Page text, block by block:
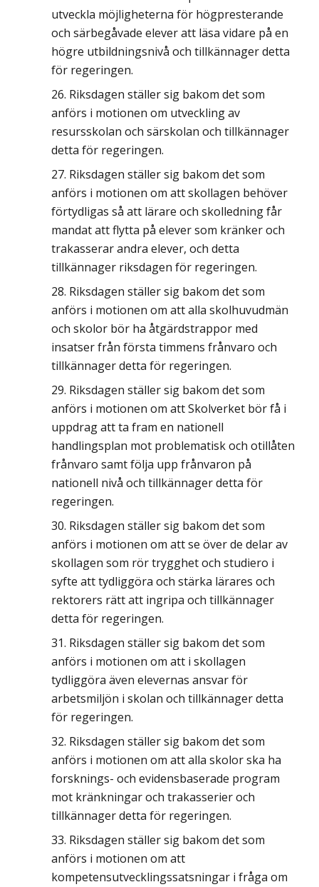
utveckla möjligheterna för högpresterande
och särbegåvade elever att läsa vidare på en
högre utbildningsnivå och tillkännager detta
för regeringen.
Riksdagen ställer sig bakom det som
anförs i motionen om utveckling av
resursskolan och särskolan och tillkännager
detta för regeringen.
Riksdagen ställer sig bakom det som
anförs i motionen om att skollagen behöver
förtydligas så att lärare och skolledning får
mandat att flytta på elever som kränker och
trakasserar andra elever, och detta
tillkännager riksdagen för regeringen.
Riksdagen ställer sig bakom det som
anförs i motionen om att alla skolhuvudmän
och skolor bör ha åtgärdstrappor med
insatser från första timmens frånvaro och
tillkännager detta för regeringen.
Riksdagen ställer sig bakom det som
anförs i motionen om att Skolverket bör få i
uppdrag att ta fram en nationell
handlingsplan mot problematisk och otillåten
frånvaro samt följa upp frånvaron på
nationell nivå och tillkännager detta för
regeringen.
Riksdagen ställer sig bakom det som
anförs i motionen om att se över de delar av
skollagen som rör trygghet och studiero i
syfte att tydliggöra och stärka lärares och
rektorers rätt att ingripa och tillkännager
detta för regeringen.
Riksdagen ställer sig bakom det som
anförs i motionen om att i skollagen
tydliggöra även elevernas ansvar för
arbetsmiljön i skolan och tillkännager detta
för regeringen.
Riksdagen ställer sig bakom det som
anförs i motionen om att alla skolor ska ha
forsknings- och evidensbaserade program
mot kränkningar och trakasserier och
tillkännager detta för regeringen.
Riksdagen ställer sig bakom det som
anförs i motionen om att
kompetensutvecklingssatsningar i fråga om